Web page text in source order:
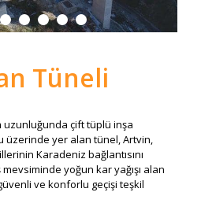
Tüneli
uzunluğunda çift tüplü inşa
üzerinde yer alan tünel, Artvin,
Karadeniz bağlantısını
yoğun kar yağışı alan
ve konforlu geçişi teşkil